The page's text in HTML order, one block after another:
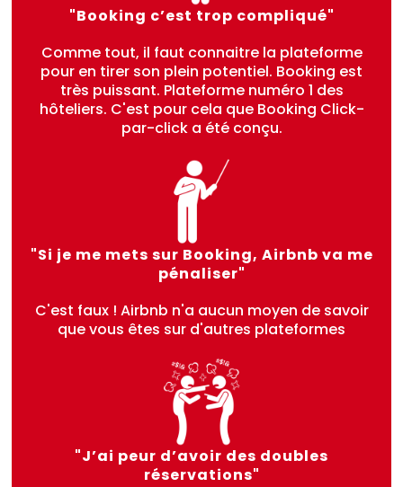
"Booking c’est trop compliqué"
Comme tout, il faut connaitre la plateforme
pour en tirer son plein potentiel. Booking est
très puissant. Plateforme numéro 1 des
hôteliers. C'est pour cela que Booking Click-
par-click a été conçu.
"Si je me mets sur Booking, Airbnb va me
pénaliser"
C'est faux ! Airbnb n'a aucun moyen de savoir
que vous êtes sur d'autres plateformes
"J’ai peur d’avoir des doubles
réservations"